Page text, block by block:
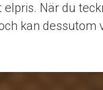
När du
kan dessutom